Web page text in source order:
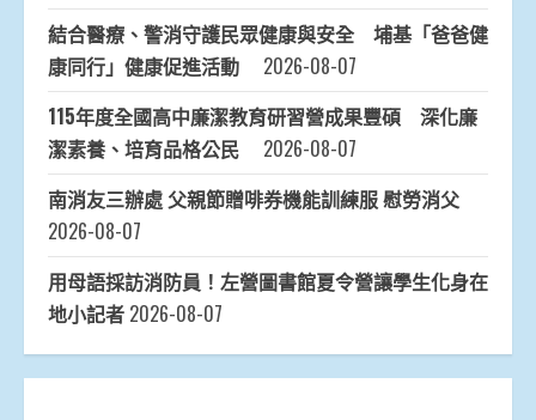
結合醫療、警消守護民眾健康與安全 埔基「爸爸健
康同行」健康促進活動
2026-08-07
115年度全國高中廉潔教育研習營成果豐碩 深化廉
潔素養、培育品格公民
2026-08-07
南消友三辦處 父親節贈啡券機能訓練服 慰勞消父
2026-08-07
用母語採訪消防員！左營圖書館夏令營讓學生化身在
地小記者 2026-08-07